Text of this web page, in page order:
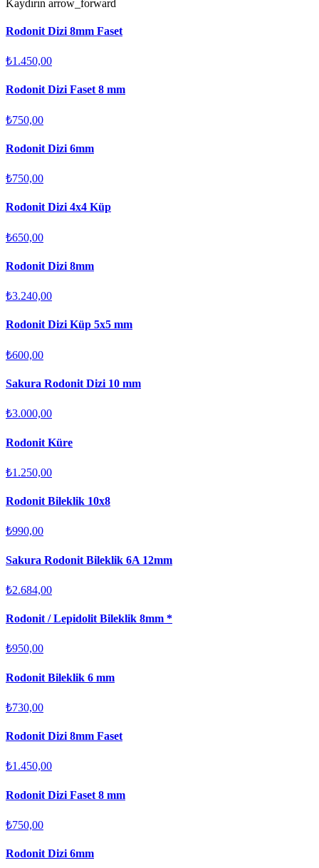
Kaydırın arrow_forward
Rodonit Dizi 8mm Faset
₺1.450,00
Rodonit Dizi Faset 8 mm
₺750,00
Rodonit Dizi 6mm
₺750,00
Rodonit Dizi 4x4 Küp
₺650,00
Rodonit Dizi 8mm
₺3.240,00
Rodonit Dizi Küp 5x5 mm
₺600,00
Sakura Rodonit Dizi 10 mm
₺3.000,00
Rodonit Küre
₺1.250,00
Rodonit Bileklik 10x8
₺990,00
Sakura Rodonit Bileklik 6A 12mm
₺2.684,00
Rodonit / Lepidolit Bileklik 8mm *
₺950,00
Rodonit Bileklik 6 mm
₺730,00
Rodonit Dizi 8mm Faset
₺1.450,00
Rodonit Dizi Faset 8 mm
₺750,00
Rodonit Dizi 6mm